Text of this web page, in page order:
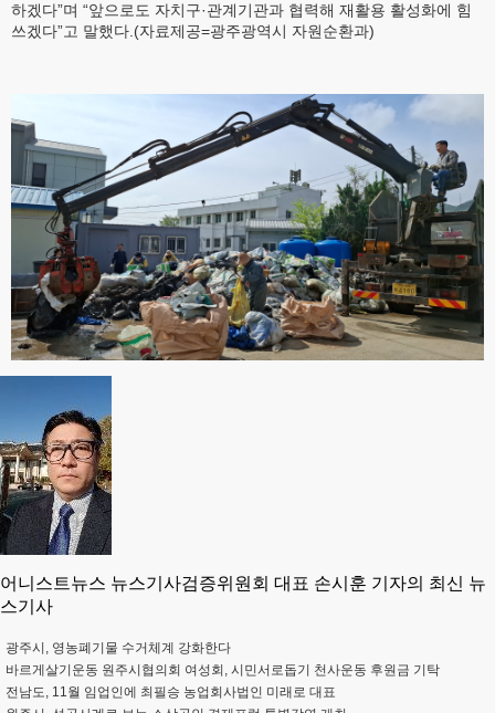
하겠다”며 “앞으로도 자치구·관계기관과 협력해 재활용 활성화에 힘
쓰겠다”고 말했다.(자료제공=광주광역시 자원순환과)
어니스트뉴스 뉴스기사검증위원회 대표 손시훈 기자의 최신 뉴
스기사
광주시, 영농폐기물 수거체계 강화한다
바르게살기운동 원주시협의회 여성회, 시민서로돕기 천사운동 후원금 기탁
전남도, 11월 임업인에 최필승 농업회사법인 미래로 대표